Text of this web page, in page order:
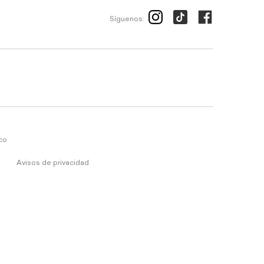
Síguenos:
Avisos de privacidad